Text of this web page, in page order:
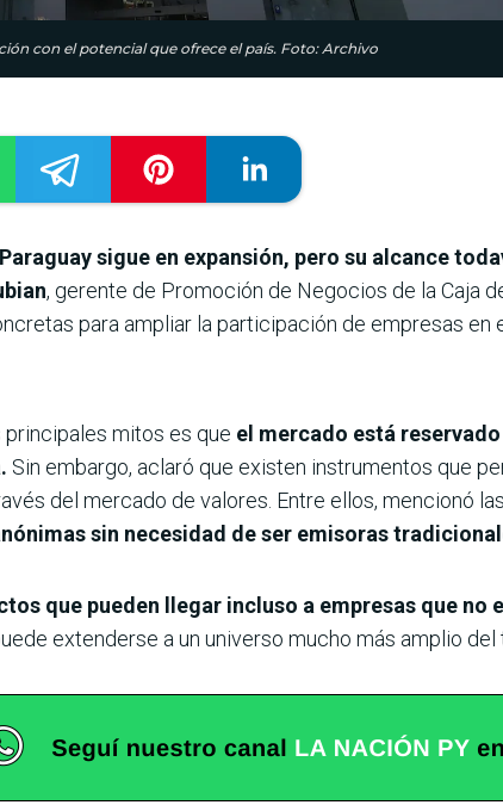
con el potencial que ofrece el país. Foto: Archivo
sigue en expansión, pero su alcance
, gerente de Promoción de Negocios de la Caja
para ampliar la participación de empresas en
mitos es que el mercado está
Sin embargo, aclaró que existen instrumentos que
del mercado de valores. Entre ellos, mencionó
sin necesidad de ser emisoras
que pueden llegar incluso a empresas que no
extenderse a un universo mucho más amplio del